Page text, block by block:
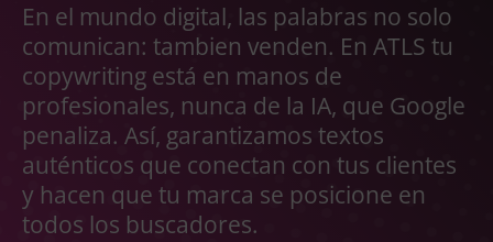
En el mundo digital, las palabras no solo
comunican: tambien venden. En ATLS tu
copywriting está en manos de
profesionales, nunca de la IA, que Google
penaliza. Así, garantizamos textos
auténticos que conectan con tus clientes
y hacen que tu marca se posicione en
todos los buscadores.